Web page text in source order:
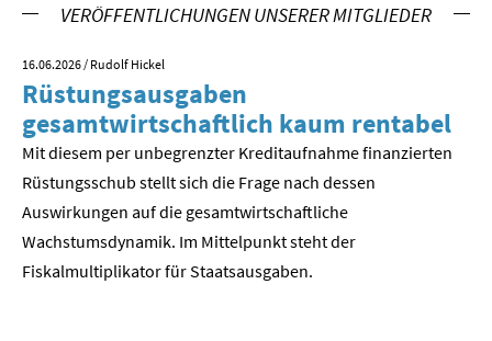
SOMMERSCHULE 2021
SOMMERSCHULE 2020
SOMMERSCHULE 2019
SOMMERSCHULE 2018
VERÖFFENTLICHUNGEN UNSERER MITGLIEDER
16.06.2026 / Rudolf Hickel
Rüstungsausgaben
gesamtwirtschaftlich kaum rentabel
Mit diesem per unbegrenzter Kreditaufnahme finanzierten
Rüstungsschub stellt sich die Frage nach dessen
Auswirkungen auf die gesamtwirtschaftli­che
Wachstumsdynamik. Im Mittelpunkt steht der
Fiskalmultiplikator für Staatsausgaben.